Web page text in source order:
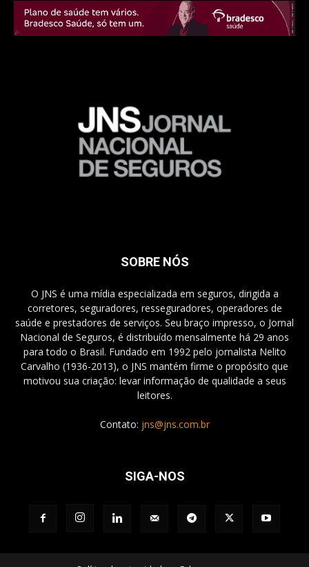
SOBRE NÓS
O JNS é uma mídia especializada em seguros, dirigida a
corretores, seguradores, resseguradores, operadores de
saúde e prestadores de serviços. Seu braço impresso, o Jornal
Nacional de Seguros, é distribuído mensalmente há 29 anos
para todo o Brasil. Fundado em 1992 pelo jornalista Nelito
Carvalho (1936-2013), o JNS mantém firme o propósito que
motivou sua criação: levar informação de qualidade a seus
leitores.
Contato: jns@jns.com.br
SIGA-NOS